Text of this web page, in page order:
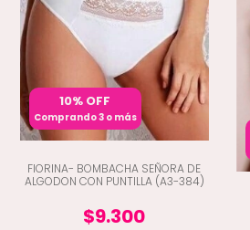
10% OFF
Comprando 3 o más
FIORINA- BOMBACHA SEÑORA DE
ALGODON CON PUNTILLA (A3-384)
$9.300